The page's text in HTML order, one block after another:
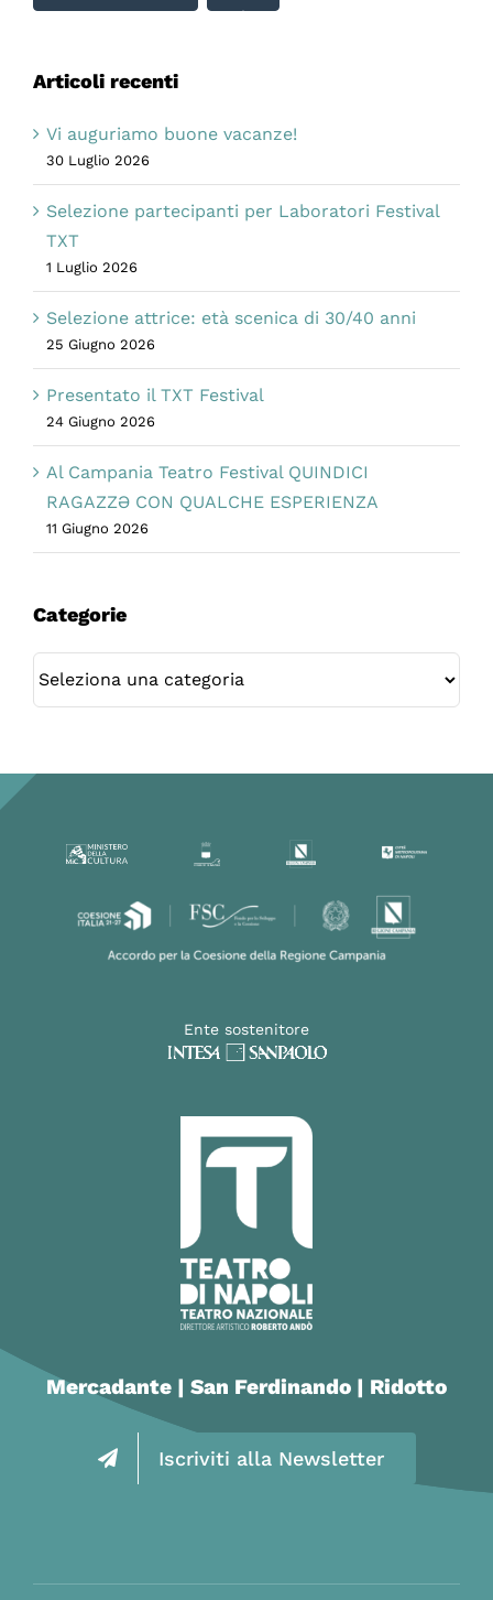
Articoli recenti
Vi auguriamo buone vacanze!
30 Luglio 2026
Selezione partecipanti per Laboratori Festival
TXT
1 Luglio 2026
Selezione attrice: età scenica di 30/40 anni
25 Giugno 2026
Presentato il TXT Festival
24 Giugno 2026
Al Campania Teatro Festival QUINDICI
RAGAZZƏ CON QUALCHE ESPERIENZA
11 Giugno 2026
Categorie
Ente sostenitore
Mercadante | San Ferdinando | Ridotto
Iscriviti alla Newsletter